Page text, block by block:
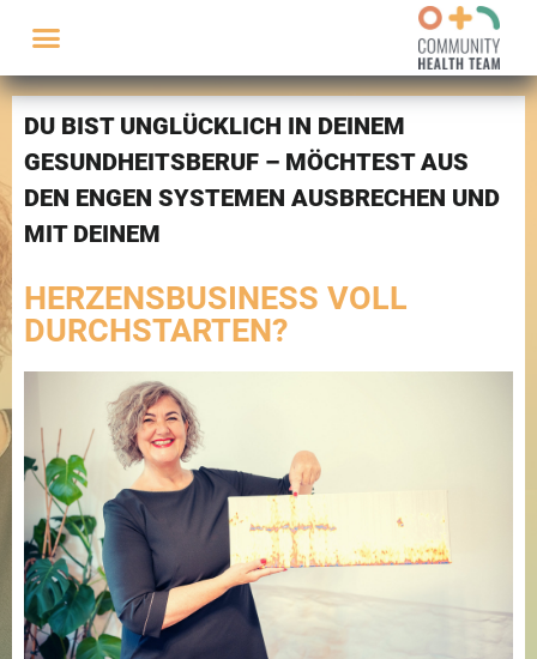
DU BIST UNGLÜCKLICH IN DEINEM
GESUNDHEITSBERUF – MÖCHTEST AUS
DEN ENGEN SYSTEMEN AUSBRECHEN UND
MIT DEINEM
HERZENSBUSINESS VOLL
DURCHSTARTEN?